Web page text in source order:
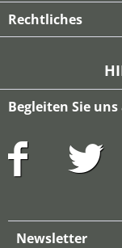
Rechtliches
Begleiten Sie
Newsletter